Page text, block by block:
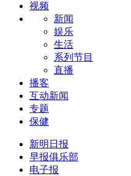
视频
新闻
娱乐
生活
系列节目
直播
播客
互动新闻
专题
保健
新明日报
早报俱乐部
电子报